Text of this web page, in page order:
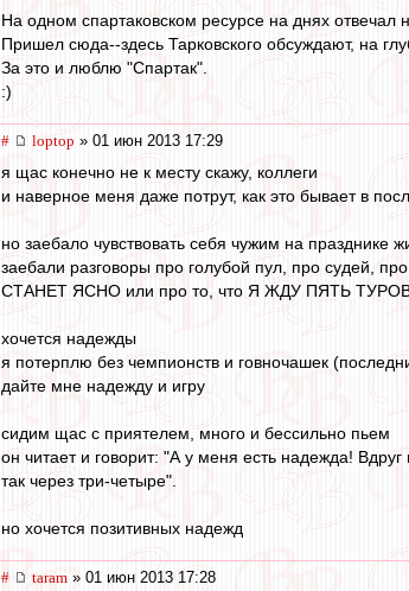
На одном спартаковском ресурсе на днях отвечал
Пришел сюда--здесь Тарковского обсуждают, на
За это и люблю "Спартак".
:)
# loptop » 01 июн 2013 17:29
я щас конечно не к месту скажу, коллеги
и наверное меня даже потрут, как это бывает в
но заебало чувствовать себя чужим на празднике
заебали разговоры про голубой пул, про судей,
СТАНЕТ ЯСНО или про то, что Я ЖДУ ПЯТЬ
хочется надежды
я потерплю без чемпионств и говночашек
дайте мне надежду и игру
сидим щас с приятелем, много и бессильно пьем
он читает и говорит: "А у меня есть надежда!
так через три-четыре".
но хочется позитивных надежд
# taram » 01 июн 2013 17:28